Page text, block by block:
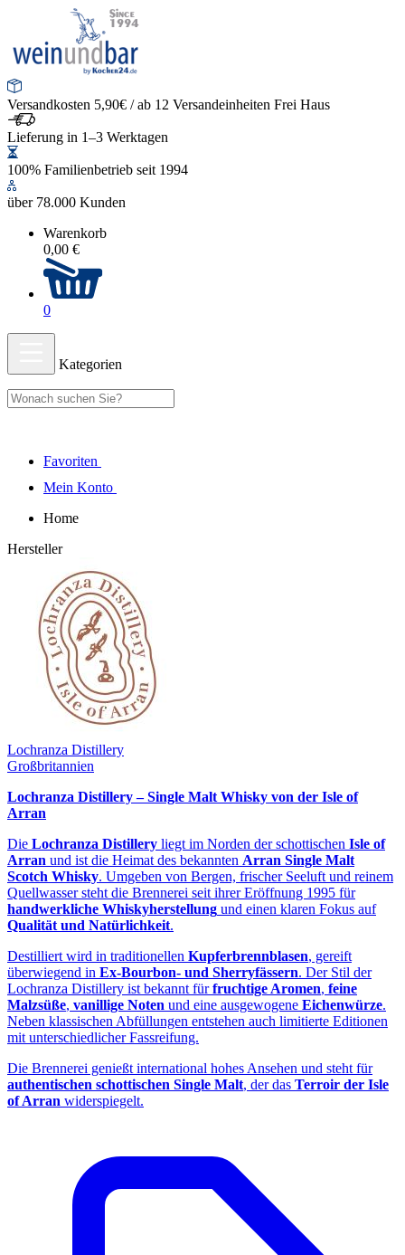
Versandkosten 5,90€ / ab 12 Versandeinheiten Frei Haus
Lieferung in 1–3 Werktagen
100% Familienbetrieb seit 1994
über 78.000 Kunden
Warenkorb
0,00 €
0
Kategorien
Favoriten
Mein Konto
Home
Hersteller
Lochranza Distillery
Großbritannien
Lochranza Distillery – Single Malt Whisky von der Isle of
Arran
Die Lochranza Distillery liegt im Norden der schottischen Isle of
Arran und ist die Heimat des bekannten Arran Single Malt
Scotch Whisky. Umgeben von Bergen, frischer Seeluft und reinem
Quellwasser steht die Brennerei seit ihrer Eröffnung 1995 für
handwerkliche Whiskyherstellung und einen klaren Fokus auf
Qualität und Natürlichkeit.
Destilliert wird in traditionellen Kupferbrennblasen, gereift
überwiegend in Ex‑Bourbon- und Sherryfässern. Der Stil der
Lochranza Distillery ist bekannt fürfruchtige Aromen, feine
Malzsüße, vanillige Noten und eine ausgewogene Eichenwürze.
Neben klassischen Abfüllungen entstehen auch limitierte Editionen
mit unterschiedlicher Fassreifung.
Die Brennerei genießt international hohes Ansehen und steht für
authentischen schottischen Single Malt, der das Terroir der Isle
of Arran widerspiegelt.